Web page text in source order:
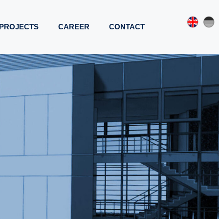
CAREER CONTACT